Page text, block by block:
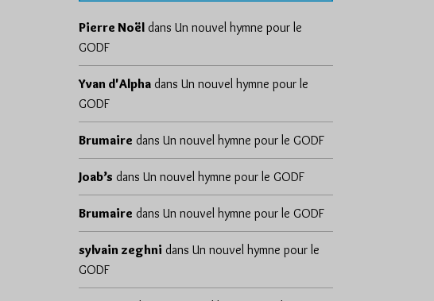
Pierre Noël dans Un nouvel hymne pour le
GODF
Yvan d'Alpha dans Un nouvel hymne pour le
GODF
Brumaire dans Un nouvel hymne pour le GODF
Joab’s dans Un nouvel hymne pour le GODF
Brumaire dans Un nouvel hymne pour le GODF
sylvain zeghni dans Un nouvel hymne pour le
GODF